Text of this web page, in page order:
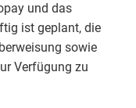
und das
ist geplant, die
sowie
Verfügung zu